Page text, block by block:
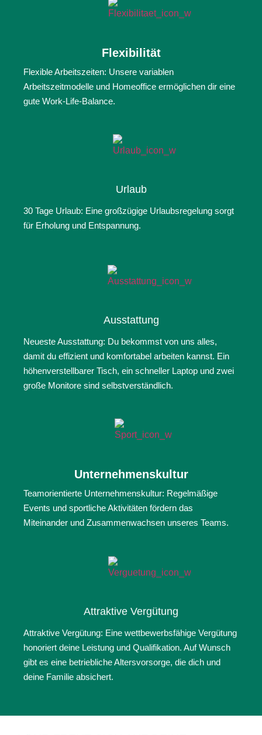
Flexibilität
Flexible Arbeitszeiten: Unsere variablen
Arbeitszeitmodelle und Homeoffice ermöglichen dir eine
gute Work-Life-Balance.
Urlaub
30 Tage Urlaub: Eine großzügige Urlaubsregelung sorgt
für Erholung und Entspannung.
Ausstattung
Neueste Ausstattung: Du bekommst von uns alles,
damit du effizient und komfortabel arbeiten kannst. Ein
höhenverstellbarer Tisch, ein schneller Laptop und zwei
große Monitore sind selbstverständlich.
Unternehmenskultur
Teamorientierte Unternehmenskultur: Regelmäßige
Events und sportliche Aktivitäten fördern das
Miteinander und Zusammenwachsen unseres Teams.
Attraktive Vergütung
Attraktive Vergütung: Eine wettbewerbsfähige Vergütung
honoriert deine Leistung und Qualifikation. Auf Wunsch
gibt es eine betriebliche Altersvorsorge, die dich und
deine Familie absichert.